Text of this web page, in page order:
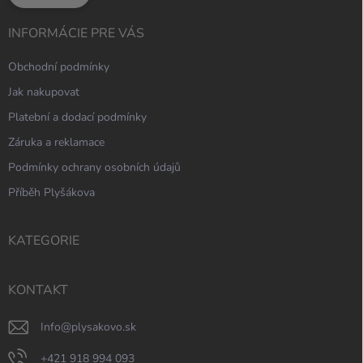
INFORMÁCIE PRE VÁS
Obchodní podmínky
Jak nakupovat
Platební a dodací podmínky
Záruka a reklamace
Podmínky ochrany osobních údajů
Příběh Plyšákova
KATEGORIE
KONTAKT
info@plysakovo.sk
+421 918 994 093